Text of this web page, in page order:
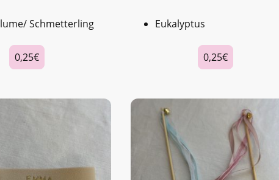
Schmetterling
0,25€
Eukalyptus
0,25€